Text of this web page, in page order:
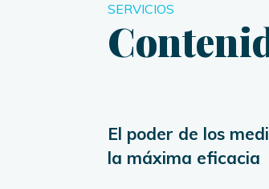
SERVICIOS
El poder de los
la máxima eficacia